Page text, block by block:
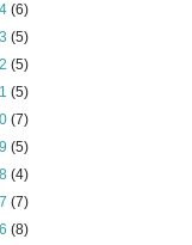
(6)
(5)
(5)
(5)
(7)
(5)
(4)
(7)
(8)